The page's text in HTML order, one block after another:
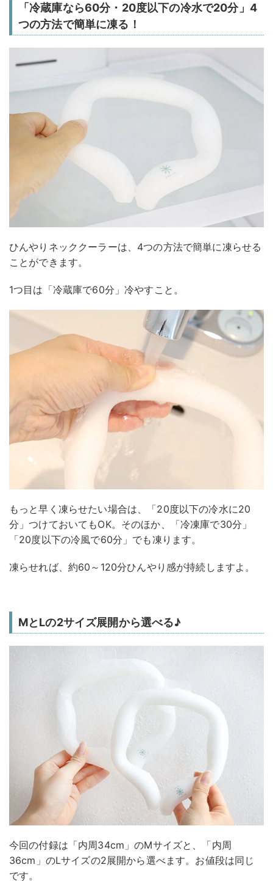
「冷蔵庫なら60分・20度以下の冷水で20分」4
つの方法で簡単に凍る！
ひんやりネッククーラーは、4つの方法で簡単に凍らせる
ことができます。
1つ目は「冷蔵庫で60分」冷やすこと。
もっと早く凍らせたい場合は、「20度以下の冷水に20
分」つけておいてもOK。そのほか、「冷凍庫で30分」
「20度以下の冷風で60分」でも凍ります。
凍らせれば、約60～120分ひんやり感が持続しますよ。
MとLの2サイズ展開から選べる♪
今回の付録は「内周34cm」のMサイズと、「内周
36cm」のLサイズの2展開から選べます。お値段は同じ
です。